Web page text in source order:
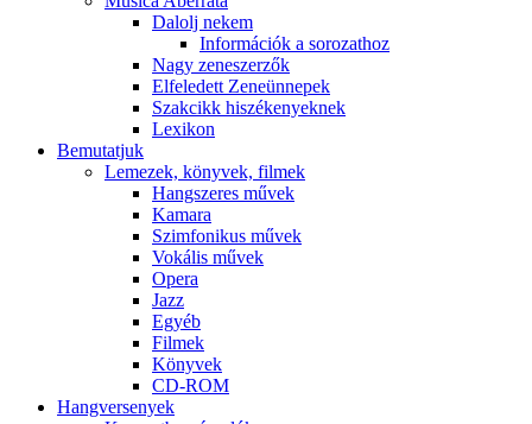
Dalolj nekem
Információk a sorozathoz
Nagy zeneszerzők
Elfeledett Zeneünnepek
Szakcikk hiszékenyeknek
Lexikon
Bemutatjuk
Lemezek, könyvek, filmek
Hangszeres művek
Kamara
Szimfonikus művek
Vokális művek
Opera
Jazz
Egyéb
Filmek
Könyvek
CD-ROM
Hangversenyek